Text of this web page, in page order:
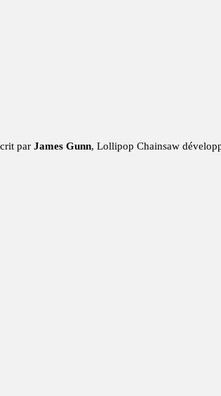
par James Gunn, Lollipop Chainsaw